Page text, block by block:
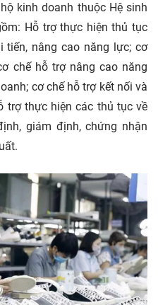
kinh doanh thuộc Hệ sinh
Hỗ trợ thực hiện thủ tục
tiến, nâng cao năng lực; cơ
chế hỗ trợ nâng cao năng
cơ chế hỗ trợ kết nối và
trợ thực hiện các thủ tục về
giám định, chứng nhận